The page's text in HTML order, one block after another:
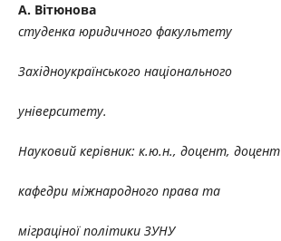
А. Вітюнова
студенка юридичного факультету
Західноукраїнського національного
університету.
Науковий керівник: к.ю.н., доцент, доцент
кафедри міжнародного права та
міграціної політики ЗУНУ